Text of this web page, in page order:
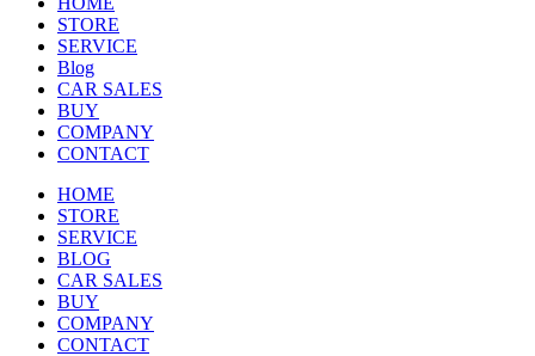
STORE
SERVICE
Blog
CAR SALES
BUY
COMPANY
CONTACT
HOME
STORE
SERVICE
BLOG
CAR SALES
BUY
COMPANY
CONTACT